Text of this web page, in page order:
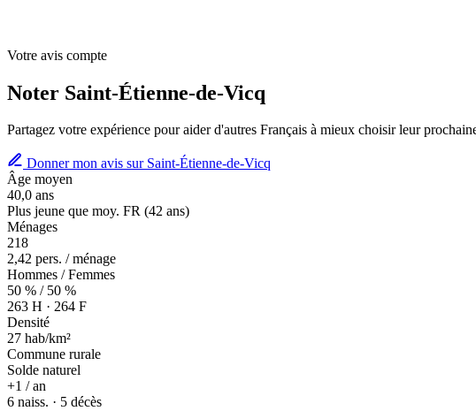
Votre avis compte
Noter Saint-Étienne-de-Vicq
Partagez votre expérience pour aider d'autres Français à mieux choisir leur
Donner mon avis sur Saint-Étienne-de-Vicq
Âge moyen
40,0 ans
Plus jeune que moy. FR (42 ans)
Ménages
218
2,42 pers. / ménage
Hommes / Femmes
50 % / 50 %
263 H · 264 F
Densité
27 hab/km²
Commune rurale
Solde naturel
+1 / an
6 naiss. · 5 décès